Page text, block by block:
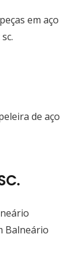
em aço
de aço
Balneário